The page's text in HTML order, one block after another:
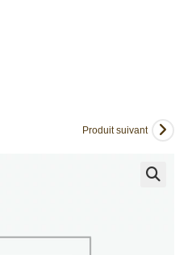
Produit suivant